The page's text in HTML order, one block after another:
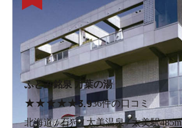
ふとみ銘泉 万葉の湯
★★★★ ★3.936件の口コミ
北海道 / 石狩 / 太美温泉 / 太美駅485m